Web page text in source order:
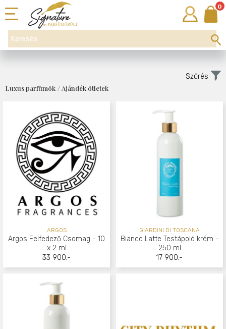
0
Szűrés
Luxus parfümök / Ajándék ötletek
33 900,-
ARGOS
Argos Felfedező Csomag - 10
x 2 ml
17 900,-
GIARDINI DI TOSCANA
Bianco Latte Testápoló krém -
250 ml